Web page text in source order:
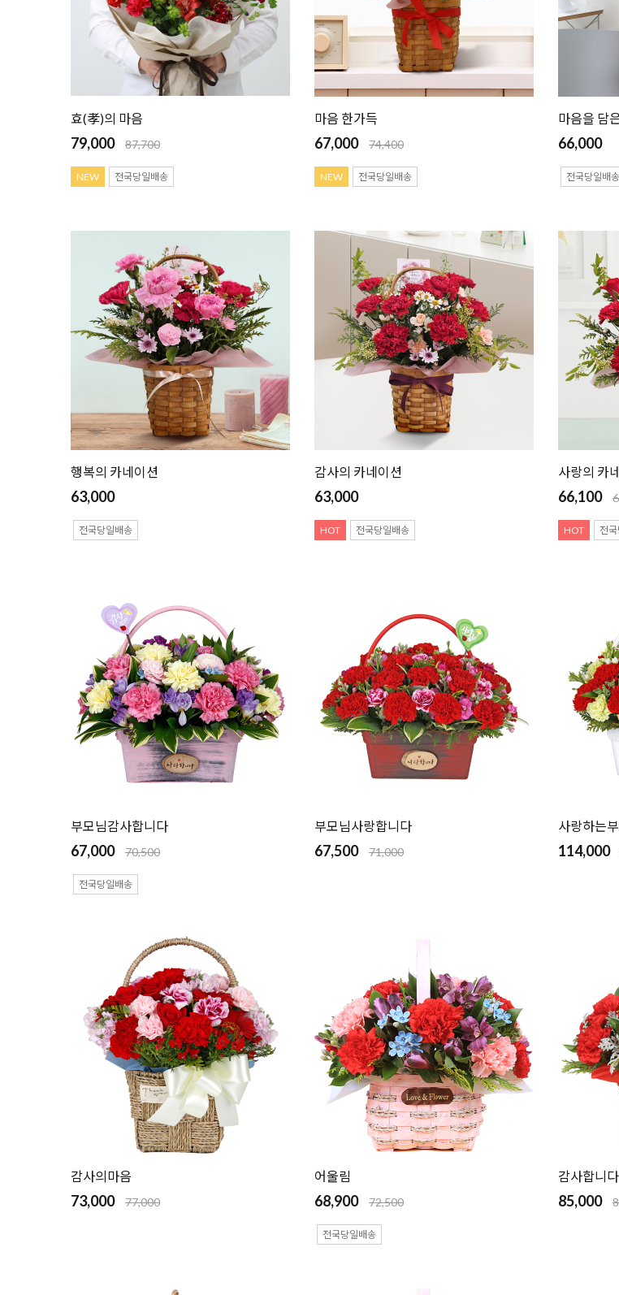
효(孝)의 마음
79,000 87,700
NEW 전국당일배송
마음 한가득
67,000 74,400
NEW 전국당일배송
마음을 담
66,000
전국당일배송
행복의 카네이션
63,000
전국당일배송
감사의 카네이션
63,000
HOT 전국당일배송
사랑의 카
66,100
HOT 전
부모님감사합니다
67,000 70,500
전국당일배송
부모님사랑합니다
67,500 71,000
사랑하는
114,000
감사의마음
73,000 77,000
어울림
68,900 72,500
전국당일배송
감사합니다
85,000